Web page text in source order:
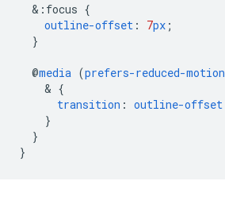
& :focus {
outline-offset : 7px ;
}
@media (prefers-reduced-motion
    &
{
transition : outline-offset
}
}
}